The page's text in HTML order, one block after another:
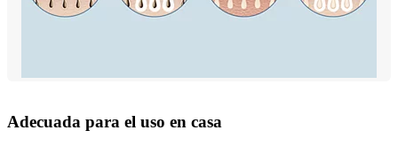
Adecuada para el uso en casa